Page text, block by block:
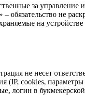
за
обязательство не
на
не несет
(IP, cookies,
логин в